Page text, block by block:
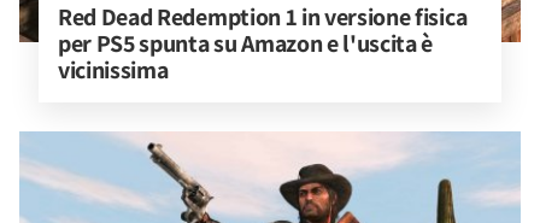
Red Dead Redemption 1 in versione fisica
per PS5 spunta su Amazon e l'uscita è
vicinissima